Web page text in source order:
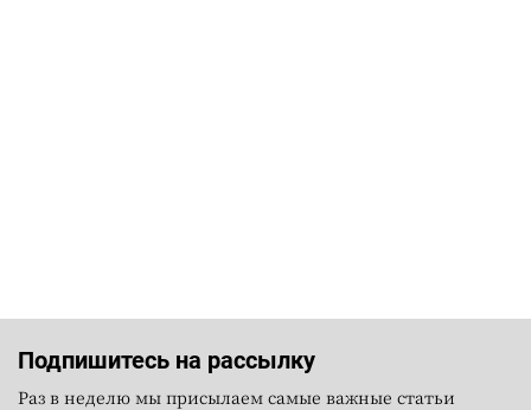
Подпишитесь на рассылку
Раз в неделю мы присылаем самые важные статьи